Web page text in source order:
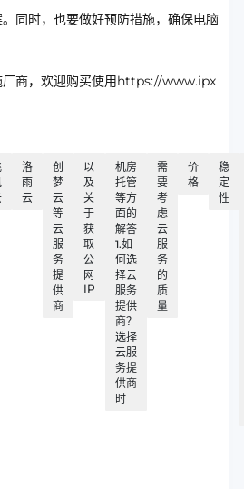
同时，也要做好预防措施，确保电脑
厂商，欢迎购买使用https://www.ipx
洛
雨
云
创
梦
云
等
云
服
务
提
供
商
以
及
关
于
获
取
公
网
IP
机房
托管
等方
面的
解答
1.如
何选
择云
服务
提供
商？
选择
云服
务提
供商
时
需
要
考
虑
云
服
务
的
质
量
价
格
稳
定
性